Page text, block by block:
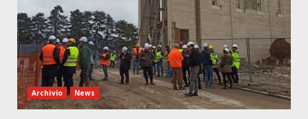
Archivio News